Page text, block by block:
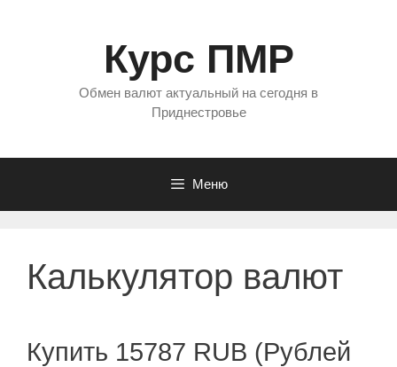
Курс ПМР
Обмен валют актуальный на сегодня в
Приднестровье
Меню
Калькулятор валют
Купить 15787 RUB (Рублей